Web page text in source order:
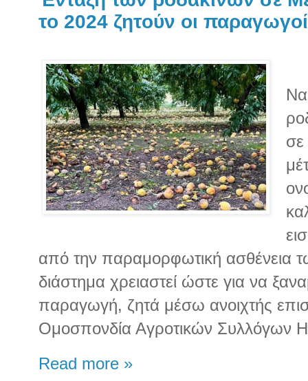
το 2024 ζητούν οι παραγωγοί
σε
από την παραμορφωτική ασθένεια
διάστημα χρειαστεί ώστε για να
παραγωγή, ζητά μέσω ανοιχτής
Ομοσπονδία Αγροτικών Συλλόγων
Read more »